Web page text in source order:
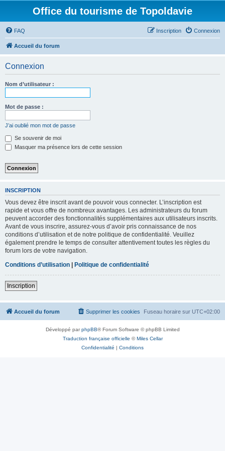
Office du tourisme de Topoldavie
FAQ Connexion
Inscription
Accueil du forum
Connexion
Nom d’utilisateur :
Mot de passe :
J’ai oublié mon mot de passe
Se souvenir de moi
Masquer ma présence lors de cette session
INSCRIPTION
Vous devez être inscrit avant de pouvoir vous connecter. L’inscription est
rapide et vous offre de nombreux avantages. Les administrateurs du forum
peuvent accorder des fonctionnalités supplémentaires aux utilisateurs inscrits.
Avant de vous inscrire, assurez-vous d’avoir pris connaissance de nos
conditions d’utilisation et de notre politique de confidentialité. Veuillez
également prendre le temps de consulter attentivement toutes les règles du
forum lors de votre navigation.
Conditions d’utilisation | Politique de confidentialité
Inscription
Accueil du forum Fuseau horaire sur UTC+02:00
Supprimer les cookies
Développé parphpBB® Forum Software © phpBB Limited
Traduction française officielle ©Miles Cellar
Confidentialité | Conditions